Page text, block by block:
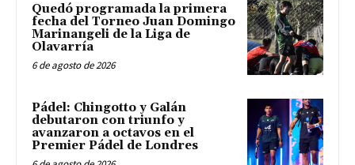
Quedó programada la primera
fecha del Torneo Juan Domingo
Marinangeli de la Liga de
Olavarría
6 de agosto de 2026
Pádel: Chingotto y Galán
debutaron con triunfo y
avanzaron a octavos en el
Premier Pádel de Londres